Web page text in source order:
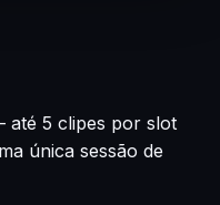
até 5 clipes por slot
única sessão de